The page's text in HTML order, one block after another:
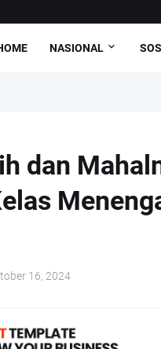
NASIONAL
dan
16, 2024